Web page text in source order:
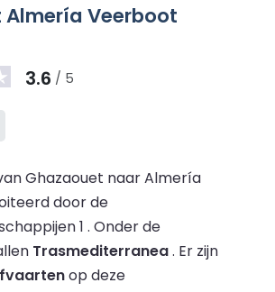
Veerboot
3.6 / 5
Ghazaouet naar Almería
door de
1 . Onder de
Trasmediterranea. Er zijn
op deze